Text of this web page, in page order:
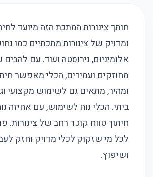
חותך צינורות המתכת הזה מיועד
ומדויק של צינורות מתכתיים כמו
אלומיניום, נירוסטה ועוד. עם להבים
מחוזקים ועמידים, הכלי מאפשר
ומהיר, מתאים גם לשימוש מקצועי
ביתי. הכלי נוח לשימוש, עם אחיזה
חיתוך טווח קוטר רחב של צינורות.
לכל מי שזקוק לכלי מדויק וחזק
ושיפוץ.